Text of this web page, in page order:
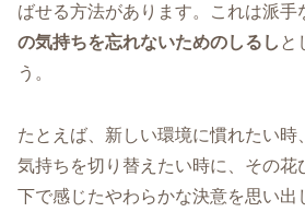
ばせる方法があります。これは派手
の気持ちを忘れないためのしるし と
う。
たとえば、新しい環境に慣れたい時
気持ちを切り替えたい時に、その花
下で感じたやわらかな決意を思い出